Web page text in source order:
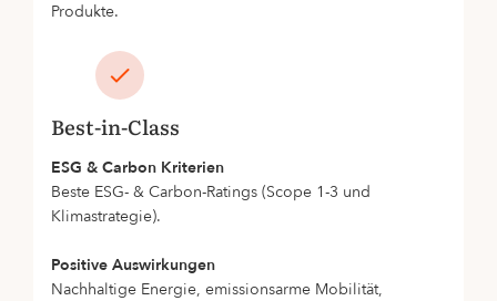
Produkte.
Best-in-Class
ESG & Carbon Kriterien
Beste ESG- & Carbon-Ratings (Scope 1-3 und
Klimastrategie).
Positive Auswirkungen
Nachhaltige Energie, emissionsarme Mobilität,